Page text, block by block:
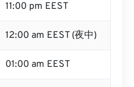
11:00 pm EEST
12:00 am EEST (夜中)
01:00 am EEST